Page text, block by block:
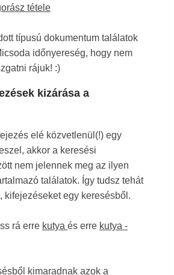
tétele
típusú dokumentum találatok
időnyereség, hogy nem
rájuk! :)
kizárása a
elé közvetlenül(!) egy
akkor a keresési
nem jelennek meg az ilyen
találatok. Így tudsz tehát
kifejezéseket egy keresésből.
rá erre kutya és erre kutya -
kimaradnak azok a